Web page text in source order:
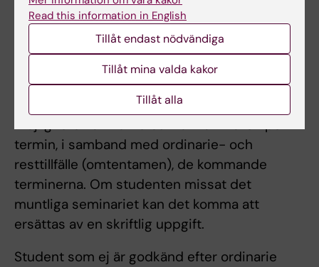
resultat.
Vid underkänt resultat av ordinarie
examination ges studenten möjlighet att
återkomma till en restexamination under
samma termin. Därefter ges studenten
möjligheten att tenteras vid två tillfällen per
termin, i samband med ordinarie- och
resttillfälle (omtentamen), de kommande
terminerna. Om studenten missat det
muntliga seminariet kan det komma att
ersättas av en skriftlig uppgift.
Student som ej är godkänd efter ordinarie
Read this information in English
Tillåt endast nödvändiga
Tillåt mina valda kakor
Tillåt alla